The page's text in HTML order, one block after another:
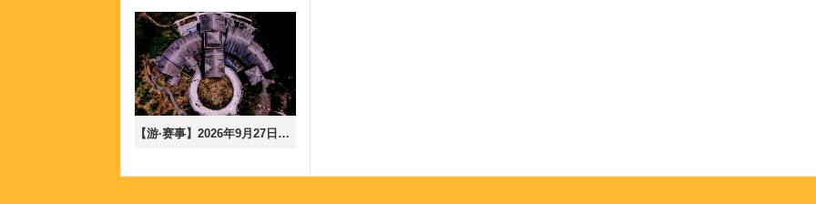
【游·赛事】2026年9月27日秘径长白，寻风沐林-长白山森氧mix跑！